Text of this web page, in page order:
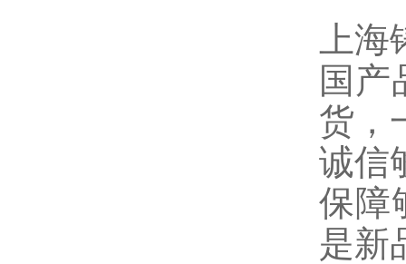
上
国产
货，
诚信
保障
是新